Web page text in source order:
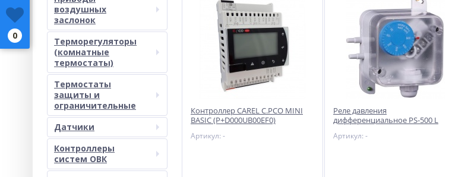
воздушных
заслонок
Терморегуляторы
(комнатные
термостаты)
Термостаты
защиты и
ограничительные
Датчики
Контроллеры
систем ОВК
Контроллер CAREL C.PCO MINI
BASIC (P+D000UB00EF0)
Артикул: -
Реле давления
дифференциальное PS-500 L
Артикул: -
0